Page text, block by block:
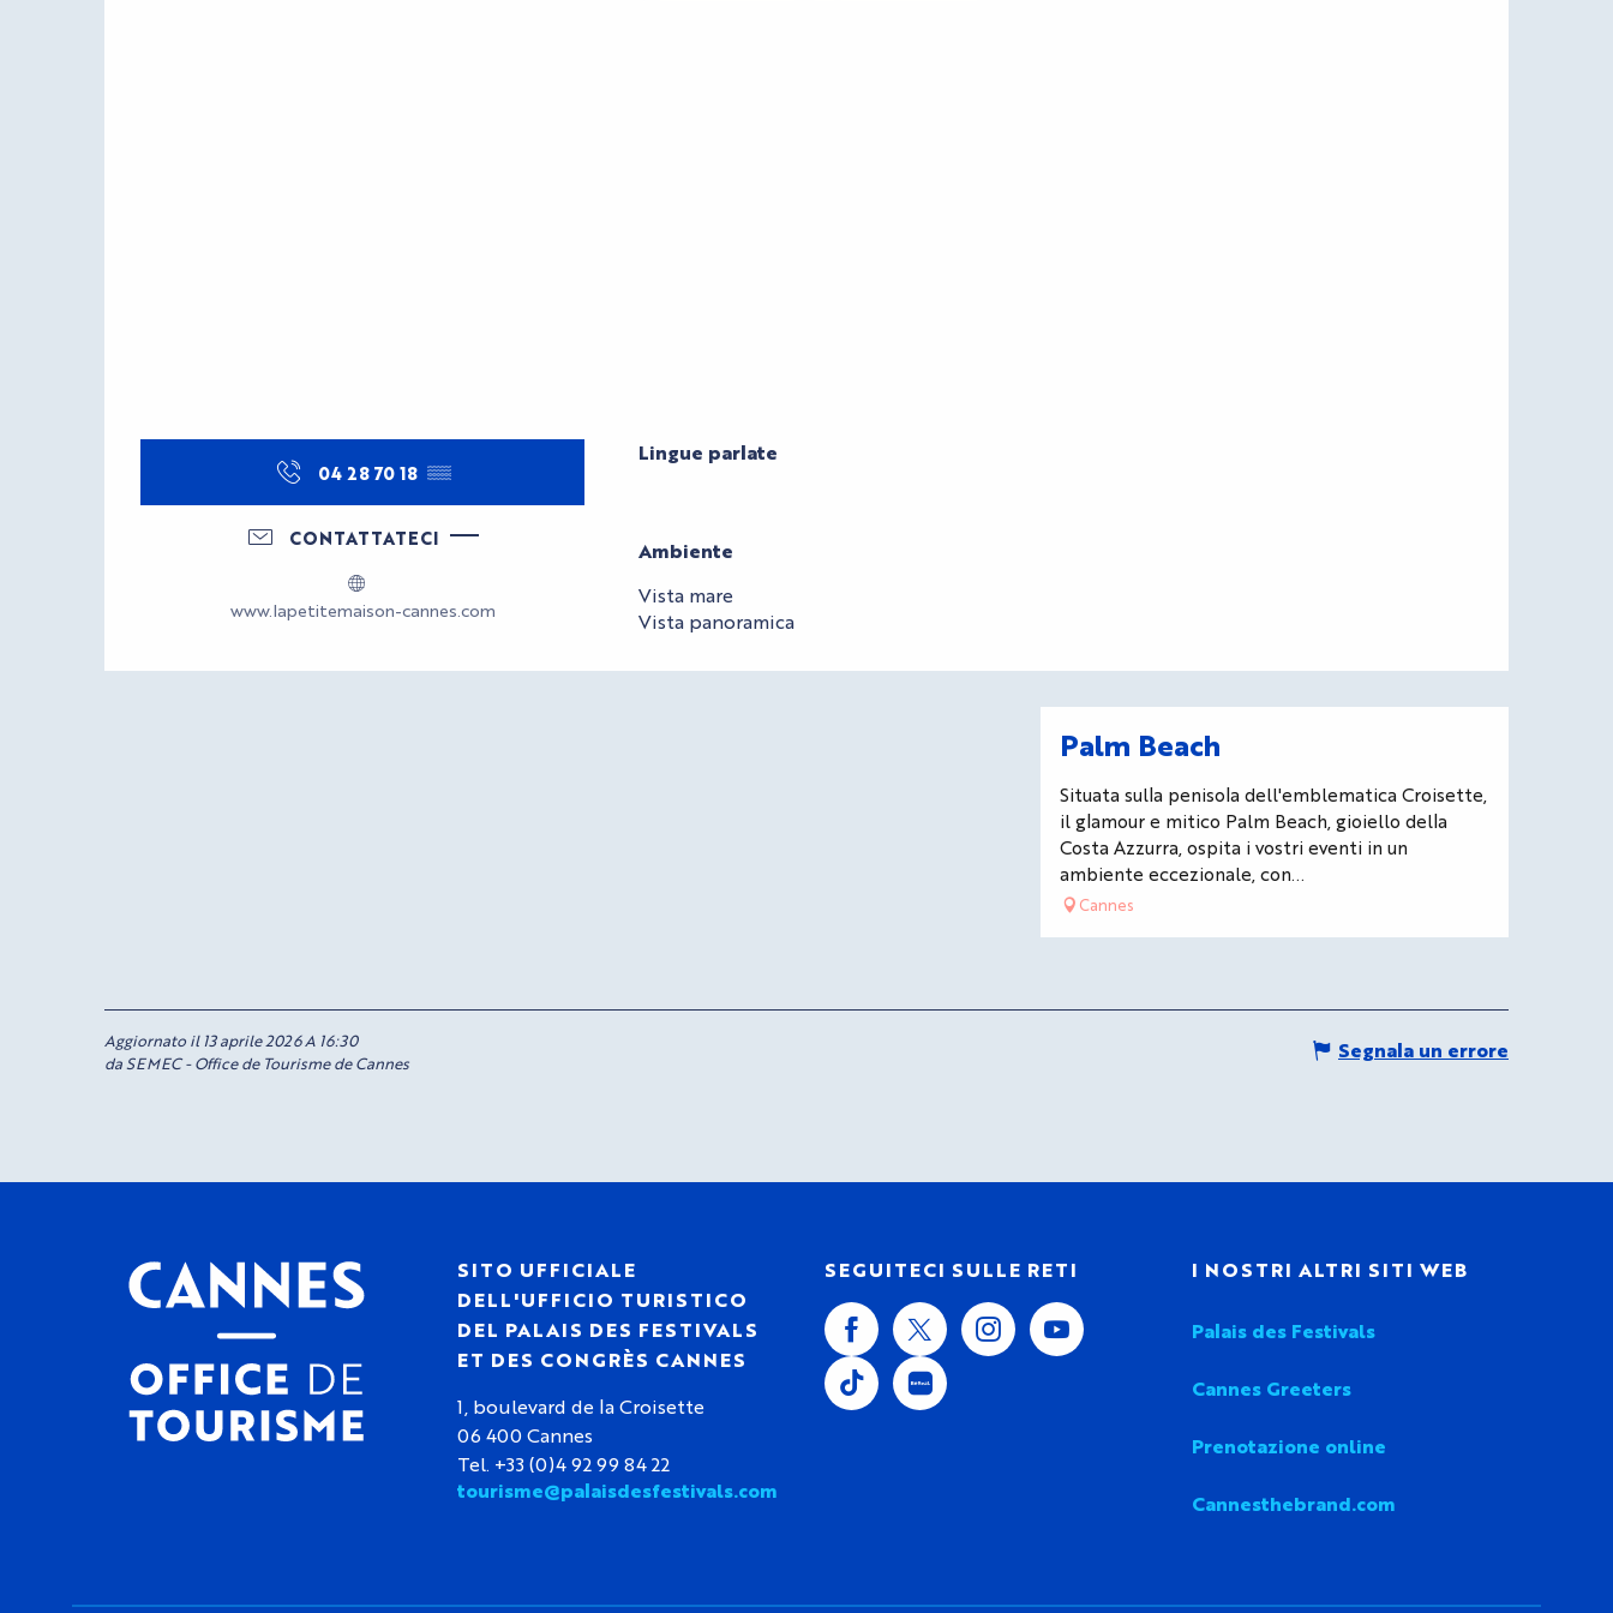
04 28 70 18 ▒▒
CONTATTATECI
www.lapetitemaison-cannes.com
Lingue parlate
Lingue parlate
Ambiente
Ambiente
Vista mare
Vista panoramica
Palm Beach
Situata sulla penisola dell'emblematica Croisette,
il glamour e mitico Palm Beach, gioiello della
Costa Azzurra, ospita i vostri eventi in un
ambiente eccezionale, con...
Cannes
Aggiornato il 13 aprile 2026 A 16:30
da SEMEC - Office de Tourisme de Cannes
Segnala un errore
SITO UFFICIALE
DELL'UFFICIO TURISTICO
DEL PALAIS DES FESTIVALS
ET DES CONGRÈS CANNES
1, boulevard de la Croisette
06 400 Cannes
Tel. +33 (0)4 92 99 84 22
tourisme@palaisdesfestivals.com
SEGUITECI SULLE RETI I NOSTRI ALTRI SITI WEB
Palais des Festivals
Cannes Greeters
Prenotazione online
Cannesthebrand.com